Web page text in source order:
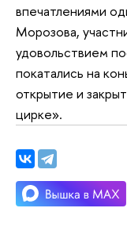
впечатлениями
Морозова,
удовольствием
покатались на
открытие и
цирке».